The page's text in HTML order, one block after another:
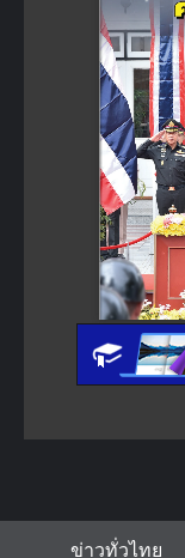
ข่าวทั่วไทย